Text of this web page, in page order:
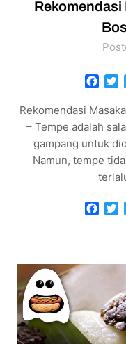
Rekomendasi
Rekomendasi
– Tempe adalah
gampang untuk
Namun, tempe